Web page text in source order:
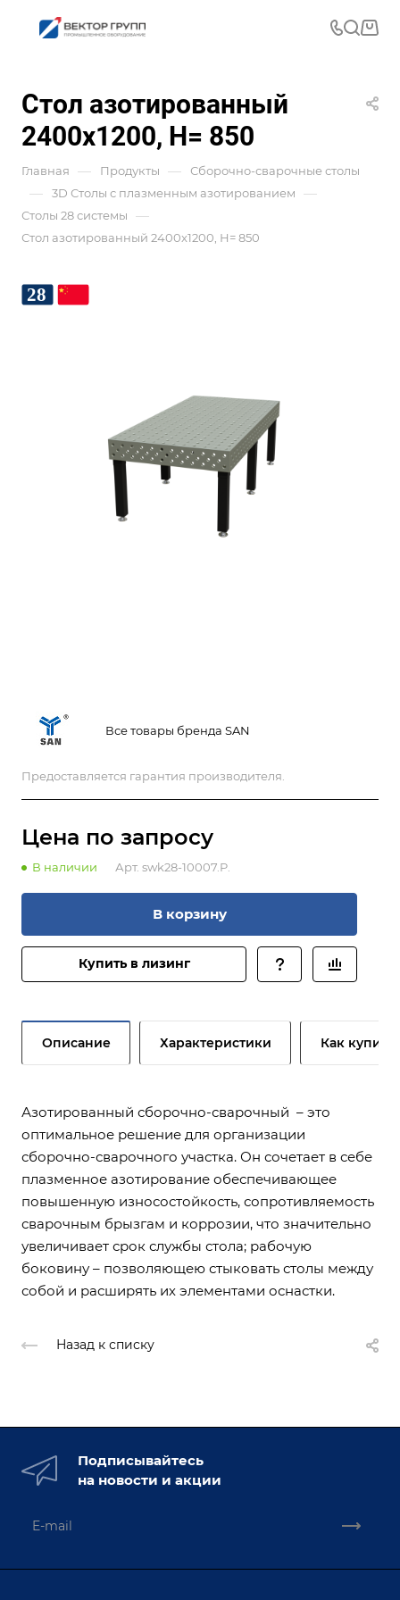
Стол азотированный
2400x1200, Н= 850
Главная — Продукты — Сборочно-сварочные столы
— 3D Столы с плазменным азотированием —
Столы 28 системы —
Стол азотированный 2400x1200, Н= 850
Все товары бренда SAN
Предоставляется гарантия производителя.
Цена по запросу
В наличии Арт. swk28-10007.P.
В корзину
Купить в лизинг
Описание Характеристики Как купить
Азотированный сборочно-сварочный – это
оптимальное решение для организации
сборочно-сварочного участка. Он сочетает в себе
плазменное азотирование обеспечивающее
повышенную износостойкость, сопротивляемость
сварочным брызгам и коррозии, что значительно
увеличивает срок службы стола; рабочую
боковину – позволяющею стыковать столы между
собой и расширять их элементами оснастки.
Назад к списку
Подписывайтесь
на новости и акции